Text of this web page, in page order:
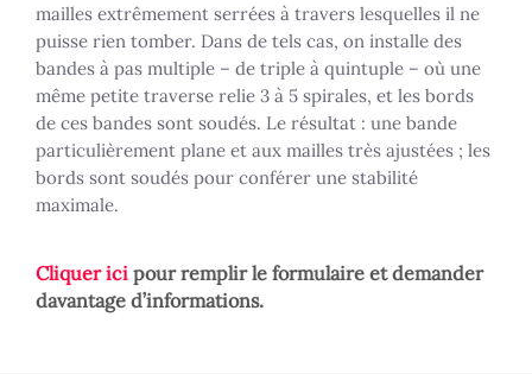
mailles extrêmement serrées à travers lesquelles il ne
puisse rien tomber. Dans de tels cas, on installe des
bandes à pas multiple – de triple à quintuple – où une
même petite traverse relie 3 à 5 spirales, et les bords
de ces bandes sont soudés. Le résultat : une bande
particulièrement plane et aux mailles très ajustées ; les
bords sont soudés pour conférer une stabilité
maximale.
Cliquer ici pour remplir le formulaire et demander
davantage d’informations.